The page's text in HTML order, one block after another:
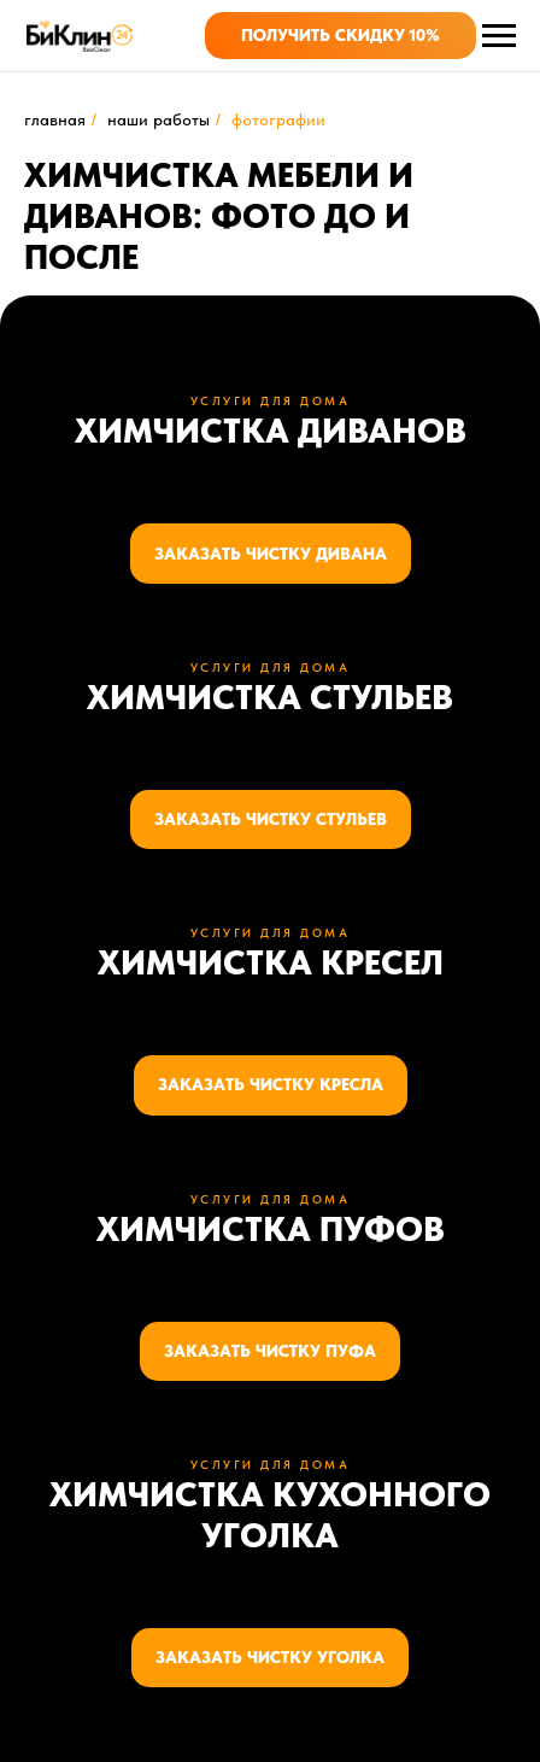
ПОЛУЧИТЬ СКИДКУ 10%
главная / наши работы / фотографии
ХИМЧИСТКА МЕБЕЛИ И
ДИВАНОВ: ФОТО ДО И
ПОСЛЕ
УСЛУГИ ДЛЯ ДОМА
ХИМЧИСТКА ДИВАНОВ
ЗАКАЗАТЬ ЧИСТКУ ДИВАНА
УСЛУГИ ДЛЯ ДОМА
ХИМЧИСТКА СТУЛЬЕВ
ЗАКАЗАТЬ ЧИСТКУ СТУЛЬЕВ
УСЛУГИ ДЛЯ ДОМА
ХИМЧИСТКА КРЕСЕЛ
ЗАКАЗАТЬ ЧИСТКУ КРЕСЛА
УСЛУГИ ДЛЯ ДОМА
ХИМЧИСТКА ПУФОВ
ЗАКАЗАТЬ ЧИСТКУ ПУФА
УСЛУГИ ДЛЯ ДОМА
ХИМЧИСТКА КУХОННОГО
УГОЛКА
ЗАКАЗАТЬ ЧИСТКУ УГОЛКА